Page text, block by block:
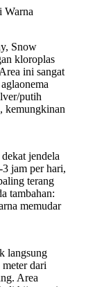
Warna
Snow
kloroplas
ini sangat
putih
kemungkinan
jendela
jam per hari,
terang
tambahan:
memudar
langsung
dari
Area